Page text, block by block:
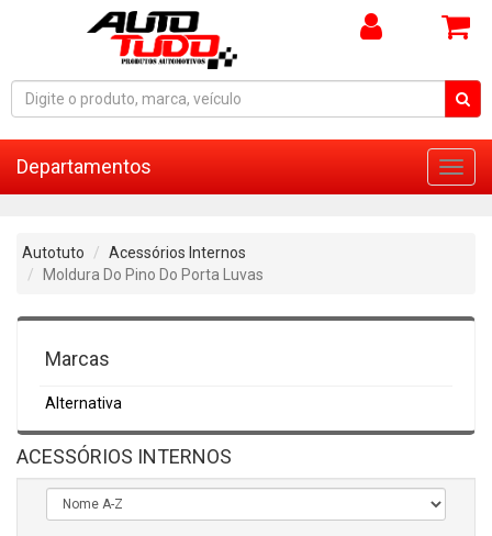
Departamentos
Autotuto
Acessórios Internos
Moldura Do Pino Do Porta Luvas
Marcas
Alternativa
ACESSÓRIOS INTERNOS